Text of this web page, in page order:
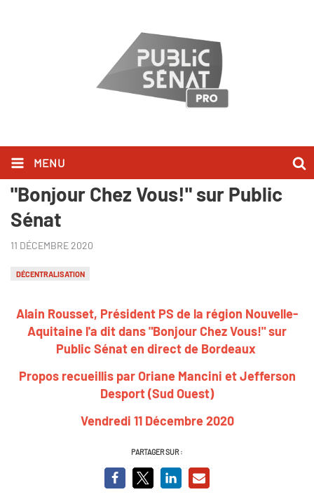
MENU
Alain Rousset l'a dit dans
"Bonjour Chez Vous!" sur Public
Sénat
11 DÉCEMBRE 2020
DÉCENTRALISATION
Alain Rousset, Président PS de la région Nouvelle-
Aquitaine l'a dit dans "Bonjour Chez Vous!" sur
Public Sénat en direct de Bordeaux
Propos recueillis par Oriane Mancini et Jefferson
Desport (Sud Ouest)
Vendredi 11 Décembre 2020
PARTAGER SUR :